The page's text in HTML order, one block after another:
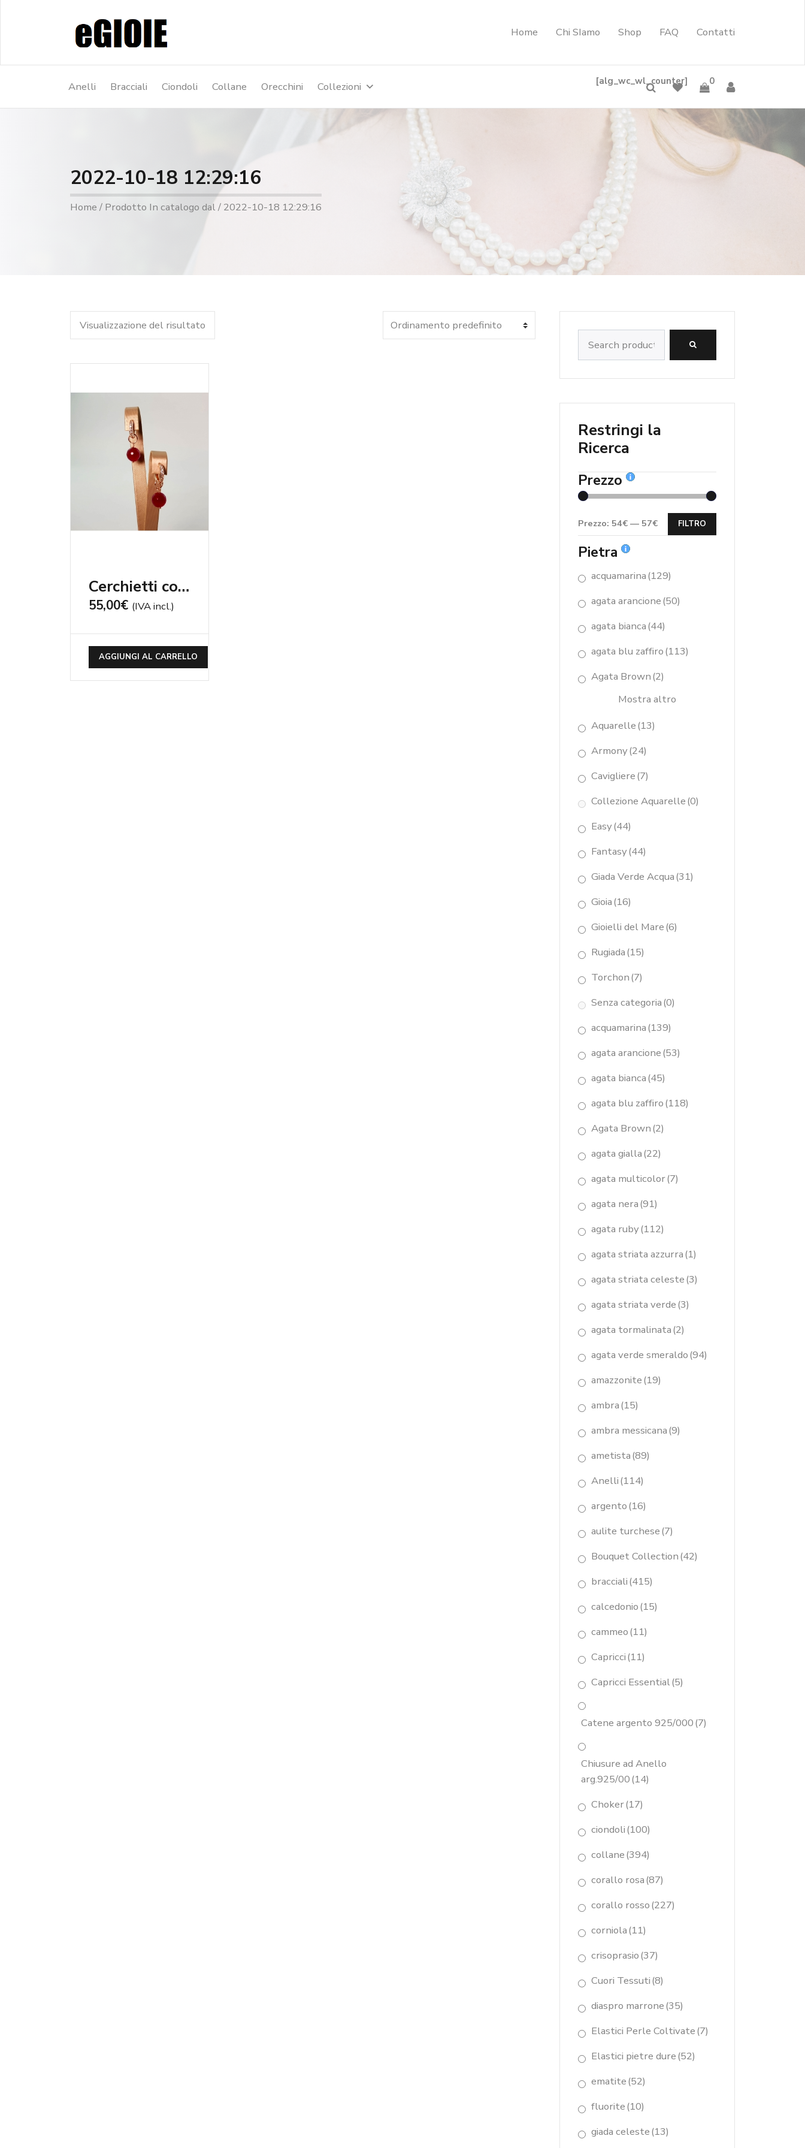
Home Chi SIamo Shop FAQ Contatti
Anelli Bracciali Ciondoli Collane Orecchini Collezioni [alg_wc_wl_counter] 0
2022-10-18 12:29:16
Home / Prodotto In catalogo dal / 2022-10-18 12:29:16
Visualizzazione del risultato
Cerchietti con zirconi, agata ruby 10 mm
55,00€ (IVA incl.)
AGGIUNGI AL CARRELLO
for:
Restringi la
Ricerca
Prezzo
FILTRO
Prezzo: 54€ — 57€
Pietra
acquamarina(129)
agata arancione(50)
agata bianca(44)
agata blu zaffiro(113)
Agata Brown(2)
Mostra altro
Aquarelle(13)
Armony(24)
Cavigliere(7)
Collezione Aquarelle(0)
Easy(44)
Fantasy(44)
Giada Verde Acqua(31)
Gioia(16)
Gioielli del Mare(6)
Rugiada(15)
Torchon(7)
Senza categoria(0)
acquamarina(139)
agata arancione(53)
agata bianca(45)
agata blu zaffiro(118)
Agata Brown(2)
agata gialla(22)
agata multicolor(7)
agata nera(91)
agata ruby(112)
agata striata azzurra(1)
agata striata celeste(3)
agata striata verde(3)
agata tormalinata(2)
agata verde smeraldo(94)
amazzonite(19)
ambra(15)
ambra messicana(9)
ametista(89)
Anelli(114)
argento(16)
aulite turchese(7)
Bouquet Collection(42)
bracciali(415)
calcedonio(15)
cammeo(11)
Capricci(11)
Capricci Essential(5)
Catene argento 925/000(7)
Chiusure ad Anello
arg.925/00(14)
Choker(17)
ciondoli(100)
collane(394)
corallo rosa(87)
corallo rosso(227)
corniola(11)
crisoprasio(37)
Cuori Tessuti(8)
diaspro marrone(35)
Elastici Perle Coltivate(7)
Elastici pietre dure(52)
ematite(52)
fluorite(10)
giada celeste(13)